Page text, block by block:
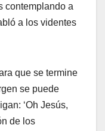
contemplando a
a los videntes
que se termine
se puede
‘Oh Jesús,
de los